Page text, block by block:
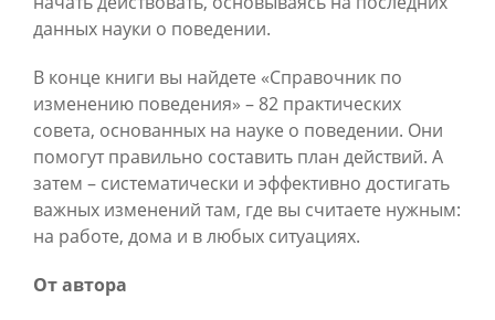
данных науки о поведении.
В конце книги вы найдете «Справочник по
изменению поведения» – 82 практических
совета, основанных на науке о поведении. Они
помогут правильно составить план действий. А
затем – систематически и эффективно достигать
важных изменений там, где вы считаете нужным:
на работе, дома и в любых ситуациях.
От автора